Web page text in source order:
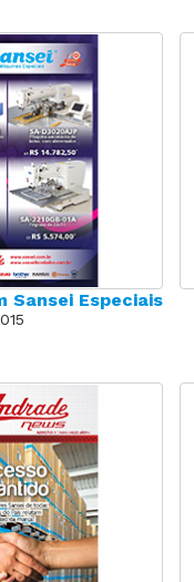
Sansei Especiais